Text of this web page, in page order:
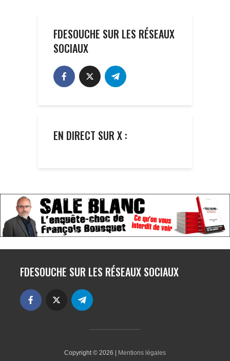
FDESOUCHE SUR LES RÉSEAUX
SOCIAUX
EN DIRECT SUR X :
FDESOUCHE SUR LES RÉSEAUX SOCIAUX
Copyright © 2026 | Mentions légales